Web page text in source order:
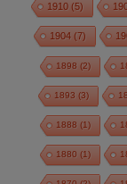
1910 (5)
1904 (7)
1898 (2)
1893 (3)
1888 (1)
1880 (1)